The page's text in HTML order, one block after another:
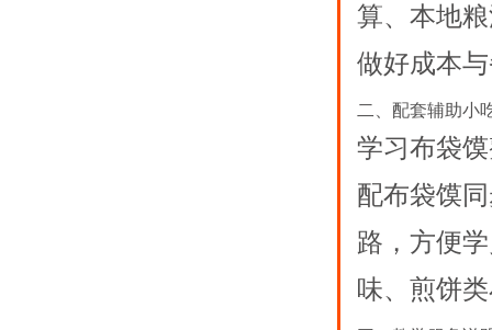
算、本地
做好成本
二、配套辅助小
学习布袋
配布袋馍
路，方便
味、煎饼